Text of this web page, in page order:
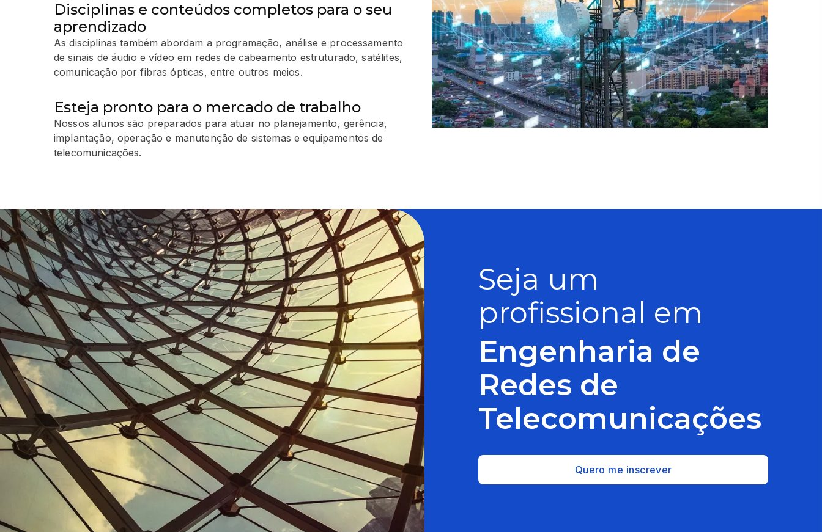
Disciplinas e conteúdos completos para o seu
aprendizado
As disciplinas também abordam a programação, análise e processamento
de sinais de áudio e vídeo em redes de cabeamento estruturado, satélites,
comunicação por fibras ópticas, entre outros meios.
Esteja pronto para o mercado de trabalho
Nossos alunos são preparados para atuar no planejamento, gerência,
implantação, operação e manutenção de sistemas e equipamentos de
telecomunicações.
Seja um
profissional em
Engenharia de
Redes de
Telecomunicações
Quero me inscrever